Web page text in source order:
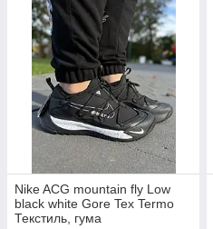
Nike ACG mountain fly Low
black white Gore Tex Termo
Текстиль, гума